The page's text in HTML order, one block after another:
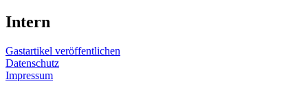
Intern
Gastartikel veröffentlichen
Datenschutz
Impressum